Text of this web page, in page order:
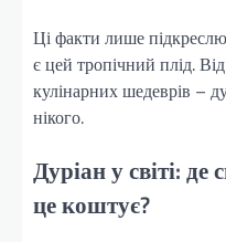
Ці факти лише
є цей тропічний плід.
кулінарних шедеврів –
нікого.
Дуріан у світі: де
це коштує?